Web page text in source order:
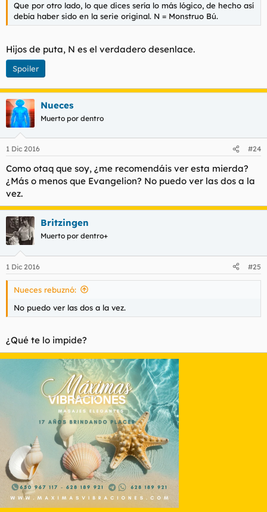
Que por otro lado, lo que dices sería lo más lógico, de hecho así
debía haber sido en la serie original. N = Monstruo Bú.
Hijos de puta, N es el verdadero desenlace.
Spoiler
Nueces
Muerto por dentro
1 Dic 2016 #24
Como otaq que soy, ¿me recomendáis ver esta mierda?
¿Más o menos que Evangelion? No puedo ver las dos a la
vez.
Britzingen
Muerto por dentro+
1 Dic 2016 #25
Nueces rebuznó:
No puedo ver las dos a la vez.
¿Qué te lo impide?